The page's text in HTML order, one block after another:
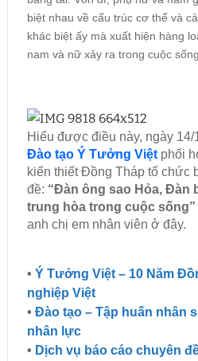
biệt nhau về cấu trúc cơ thể và
khác biệt ấy mà xuất hiện hàng
nam và nữ xảy ra trong cuộc
Hiểu được điều này, ngày 14/
Đào tạo Ý Tưởng Việt phối
kiến thiết Đồng Tháp tổ chức
đề: “Đàn ông sao Hỏa, Đàn
trung hòa trong cuộc sống”
anh chị em nhân viên ở đây.
• Ý Tưởng Việt – 10 Năm
nghiệp Việt
• Đào tạo – Tập huấn nhân
nhân lực
• Dịch vụ báo cáo chuyên